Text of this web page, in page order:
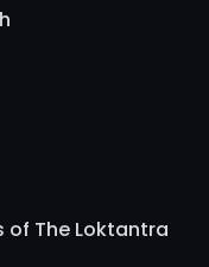
of The Loktantra